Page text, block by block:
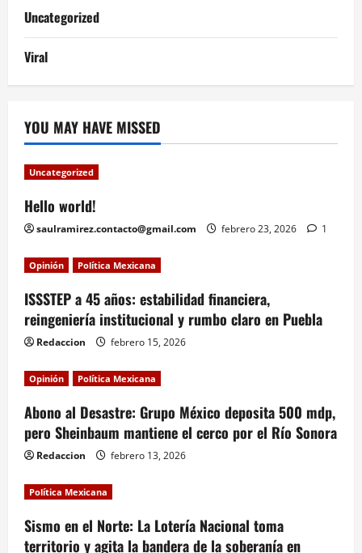
Uncategorized
Viral
YOU MAY HAVE MISSED
Uncategorized
Hello world!
saulramirez.contacto@gmail.com febrero 23, 2026 1
Opinión Política Mexicana
ISSSTEP a 45 años: estabilidad financiera,
reingeniería institucional y rumbo claro en Puebla
Redaccion febrero 15, 2026
Opinión Política Mexicana
Abono al Desastre: Grupo México deposita 500 mdp,
pero Sheinbaum mantiene el cerco por el Río Sonora
Redaccion febrero 13, 2026
Política Mexicana
Sismo en el Norte: La Lotería Nacional toma
territorio y agita la bandera de la soberanía en